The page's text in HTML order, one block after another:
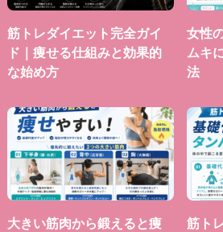
筋トレダイエット完全ガイ
ド｜痩せる仕組みと効果的
な始め方
女性
ムキ
法
大きい筋肉から鍛えると痩
筋ト